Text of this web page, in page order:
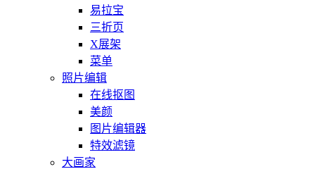
易拉宝
三折页
X展架
菜单
照片编辑
在线抠图
美颜
图片编辑器
特效滤镜
大画家